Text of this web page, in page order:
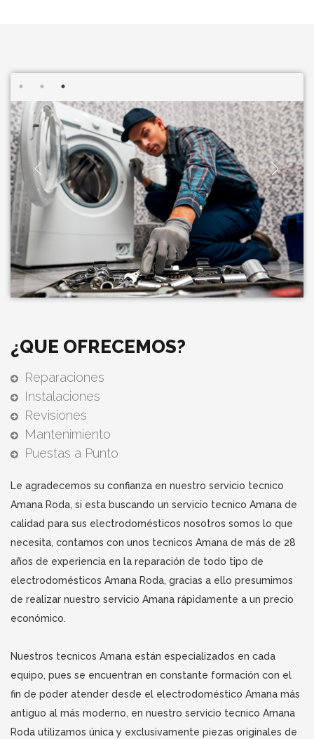
¿QUE OFRECEMOS?
Reparaciones
Instalaciones
Revisiones
Mantenimiento
Puestas a Punto
Le agradecemos su confianza en nuestro servicio tecnico
Amana Roda, si esta buscando un servicio tecnico Amana de
calidad para sus electrodomésticos nosotros somos lo que
necesita, contamos con unos tecnicos Amana de más de 28
años de experiencia en la reparación de todo tipo de
electrodomésticos Amana Roda, gracias a ello presumimos
de realizar nuestro servicio Amana rápidamente a un precio
económico.
Nuestros tecnicos Amana están especializados en cada
equipo, pues se encuentran en constante formación con el
fin de poder atender desde el electrodoméstico Amana más
antiguo al más moderno, en nuestro servicio tecnico Amana
Roda utilizamos única y exclusivamente piezas originales de